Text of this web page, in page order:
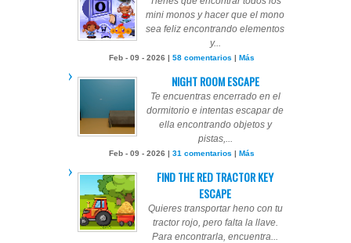
mini monos y hacer que el mono
sea feliz encontrando elementos
y...
Feb - 09 - 2026 | 58 comentarios | Más
NIGHT ROOM ESCAPE
Te encuentras encerrado en el
dormitorio e intentas escapar de
ella encontrando objetos y
pistas,...
Feb - 09 - 2026 | 31 comentarios | Más
FIND THE RED TRACTOR KEY
ESCAPE
Quieres transportar heno con tu
tractor rojo, pero falta la llave.
Para encontrarla, encuentra...